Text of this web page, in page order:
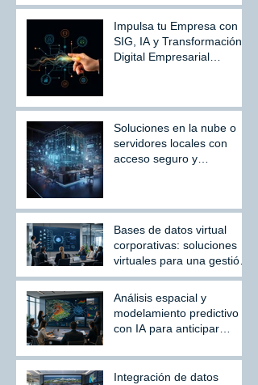
primer paso para
gestionar riesgos
regulatorios y fortalecer
cadenas de suministro
sostenibles
Impulsa tu Empresa con
SIG, IA y Transformación
Digital Empresarial
Soluciones en la nube o
servidores locales con
acceso seguro y
Bases de datos virtual
corporativas: soluciones
virtuales para una gestión
empresarial más
inteligente
Análisis espacial y
modelamiento predictivo
con IA para anticipar
recursos.
Integración de datos